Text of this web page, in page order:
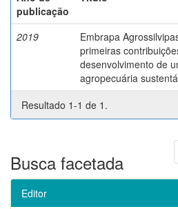
publicação
2019
Embrapa
primeiras
desenvolvimento de
agropecuária
Resultado 1-1 de 1.
Busca facetada
Editor